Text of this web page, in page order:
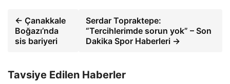
← Çanakkale
Boğazı’nda
sis bariyeri
Serdar Topraktepe:
“Tercihlerimde sorun yok” – Son
Dakika Spor Haberleri →
Tavsiye Edilen Haberler